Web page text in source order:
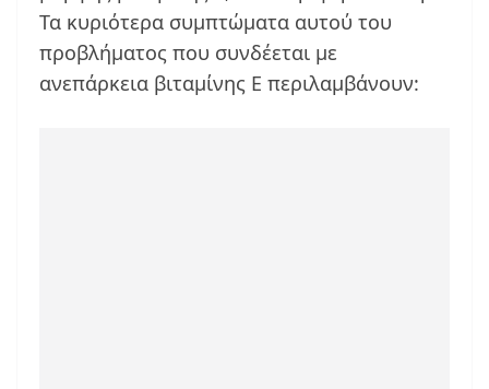
Τα κυριότερα συμπτώματα αυτού του
προβλήματος που συνδέεται με
ανεπάρκεια βιταμίνης Ε περιλαμβάνουν: